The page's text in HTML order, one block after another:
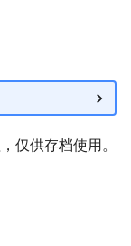
仅供存档使用。